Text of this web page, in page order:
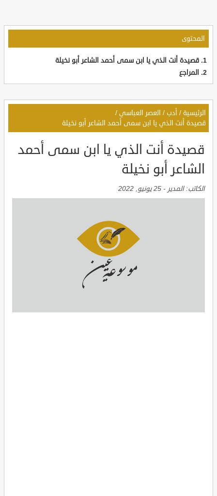
المحتوى
قصيدة أنت الذي يا ابن سمى أحمد الشاعر أبو نخيلة
المراجع
الرئيسية / أدب / العصر العباسي /
قصيدة أنت الذي يا ابن سمى أحمد الشاعر أبو نخيلة
قصيدة أنت الذي يا ابن سمى أحمد
الشاعر أبو نخيلة
الكاتب:المدير - 25 يونيو, 2022